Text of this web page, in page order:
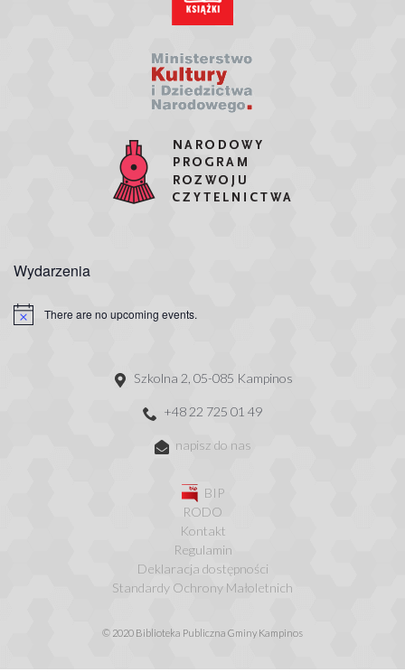
Wydarzenia
There are no upcoming events.
Szkolna 2, 05-085 Kampinos
+48 22 725 01 49
napisz do nas
BIP
RODO
Kontakt
Regulamin
Deklaracja dostępności
Standardy Ochrony Małoletnich
© 2020 Biblioteka Publiczna Gminy Kampinos